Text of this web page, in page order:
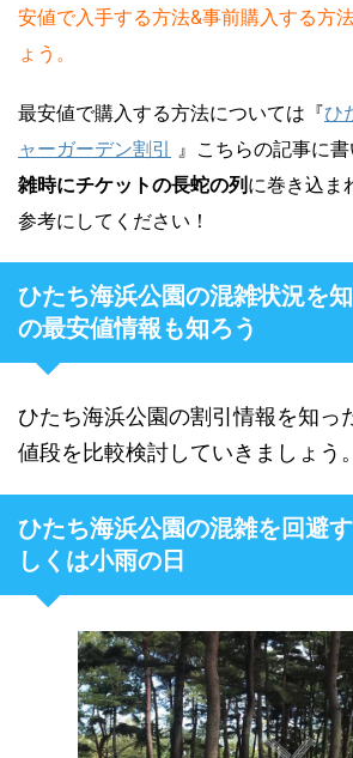
安値で入手する方法&事前購入する方
ょう。
最安値で購入する方法については『ひ
ャーガーデン割引 』こちらの記事に書
雑時にチケットの長蛇の列に巻き込ま
参考にしてください！
ひたち海浜公園の混雑状況を
の最安値情報も知ろう
ひたち海浜公園の割引情報を知っ
値段を比較検討していきましょう。
ひたち海浜公園の混雑を回避
しくは小雨の日